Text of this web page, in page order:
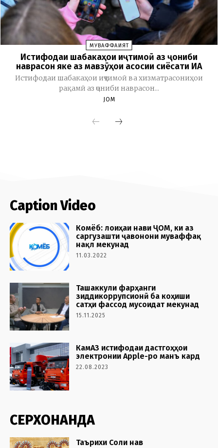
Caption Video
Комёб: лоиҳаи нави ҶОМ, ки аз
саргузашти ҷавонони муваффақ
нақл мекунад
11.03.2022
Ташаккули фарҳанги
зиддикоррупсионӣ ба коҳиши
сатҳи фассод мусоидат мекунад
15.11.2025
КамАЗ истифодаи дастгоҳҳои
электронии Apple-ро манъ кард
22.08.2023
СЕРХОНАНДА
Таърихи Соли нав